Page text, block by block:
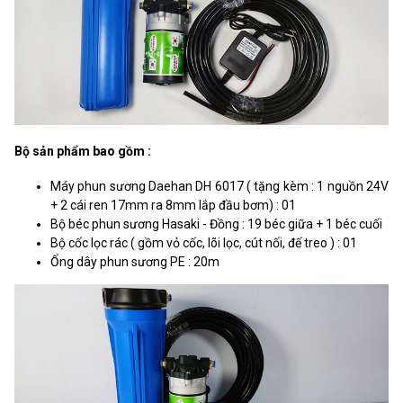
Bộ sản phẩm bao gồm :
Máy phun sương Daehan DH 6017 ( tặng kèm : 1 nguồn 24V
+ 2 cái ren 17mm ra 8mm lắp đầu bơm) : 01
Bộ béc phun sương Hasaki - Đồng : 19 béc giữa + 1 béc cuối
Bộ cốc lọc rác ( gồm vỏ cốc, lõi lọc, cút nối, đế treo ) : 01
Ống dây phun sương PE : 20m